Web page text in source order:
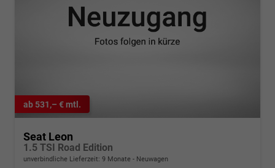
ab 531,– € mtl.
Seat Leon
1.5 TSI Road Edition
unverbindliche Lieferzeit: 9 Monate Neuwagen